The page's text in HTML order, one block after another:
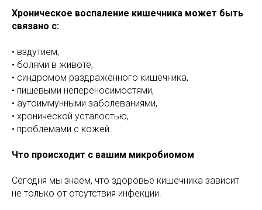
Хроническое воспаление кишечника может быть
связано с:
• вздутием,
• болями в животе,
• синдромом раздражённого кишечника,
• пищевыми непереносимостями,
• аутоиммунными заболеваниями,
• хронической усталостью,
• проблемами с кожей.
Что происходит с вашим микробиомом
Сегодня мы знаем, что здоровье кишечника зависит
не только от отсутствия инфекции.